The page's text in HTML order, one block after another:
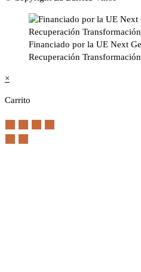
Financiado por la UE Next
Recuperación
×
Carrito